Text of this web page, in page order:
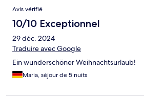
Avis vérifié
10/10 Exceptionnel
29 déc. 2024
Traduire avec Google
Ein wunderschöner Weihnachtsurlaub!
Maria, séjour de 5 nuits